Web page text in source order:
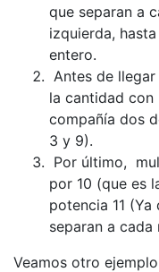
que separan a
izquierda,
entero.
Antes de
la cantidad con
compañía dos
3 y 9).
Por último,
por 10 (que es
potencia 11 (Ya
separan a cada
Veamos otro